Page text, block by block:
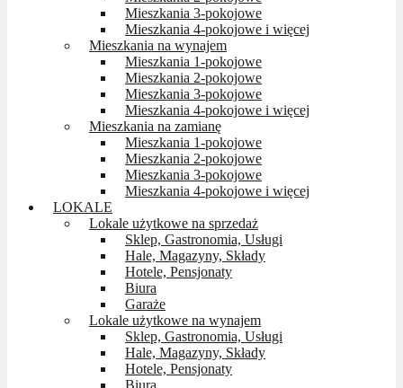
Mieszkania 3-pokojowe
Mieszkania 4-pokojowe i więcej
Mieszkania na wynajem
Mieszkania 1-pokojowe
Mieszkania 2-pokojowe
Mieszkania 3-pokojowe
Mieszkania 4-pokojowe i więcej
Mieszkania na zamianę
Mieszkania 1-pokojowe
Mieszkania 2-pokojowe
Mieszkania 3-pokojowe
Mieszkania 4-pokojowe i więcej
LOKALE
Lokale użytkowe na sprzedaż
Sklep, Gastronomia, Usługi
Hale, Magazyny, Składy
Hotele, Pensjonaty
Biura
Garaże
Lokale użytkowe na wynajem
Sklep, Gastronomia, Usługi
Hale, Magazyny, Składy
Hotele, Pensjonaty
Biura